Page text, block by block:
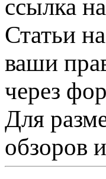
ссылка
Статьи
ваши
через
Для
обзоров